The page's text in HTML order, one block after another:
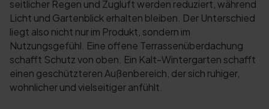
seitlicher Regen und Zugluft werden reduziert, während
Licht und Gartenblick erhalten bleiben. Der Unterschied
liegt also nicht nur im Produkt, sondern im
Nutzungsgefühl. Eine offene Terrassenüberdachung
schafft Schutz von oben. Ein Kalt-Wintergarten schafft
einen geschützteren Außenbereich, der sich ruhiger,
wohnlicher und vielseitiger anfühlt.